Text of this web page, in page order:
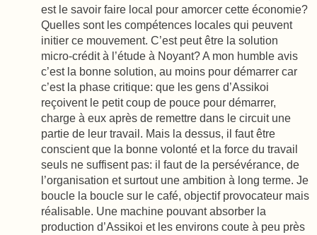
est le savoir faire local pour amorcer cette économie?
Quelles sont les compétences locales qui peuvent
initier ce mouvement. C’est peut être la solution
micro-crédit à l’étude à Noyant? A mon humble avis
c’est la bonne solution, au moins pour démarrer car
c’est la phase critique: que les gens d’Assikoi
reçoivent le petit coup de pouce pour démarrer,
charge à eux après de remettre dans le circuit une
partie de leur travail. Mais la dessus, il faut être
conscient que la bonne volonté et la force du travail
seuls ne suffisent pas: il faut de la persévérance, de
l’organisation et surtout une ambition à long terme. Je
boucle la boucle sur le café, objectif provocateur mais
réalisable. Une machine pouvant absorber la
production d’Assikoi et les environs coute à peu près